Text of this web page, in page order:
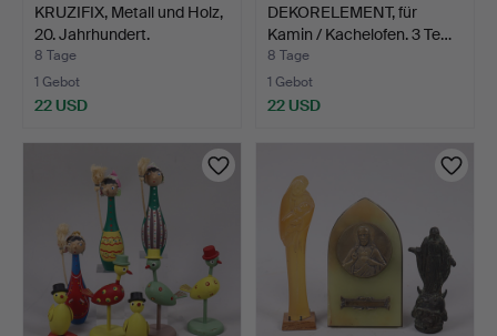
KRUZIFIX, Metall und Holz,
20. Jahrhundert.
8 Tage
1 Gebot
22 USD
DEKORELEMENT, für
Kamin / Kachelofen. 3 Te…
8 Tage
1 Gebot
22 USD